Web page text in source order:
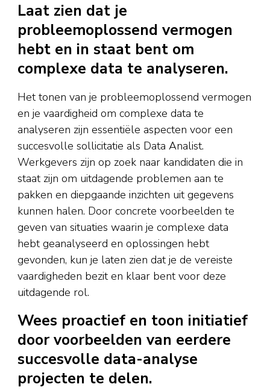
Laat zien dat je
probleemoplossend vermogen
hebt en in staat bent om
complexe data te analyseren.
Het tonen van je probleemoplossend vermogen
en je vaardigheid om complexe data te
analyseren zijn essentiële aspecten voor een
succesvolle sollicitatie als Data Analist.
Werkgevers zijn op zoek naar kandidaten die in
staat zijn om uitdagende problemen aan te
pakken en diepgaande inzichten uit gegevens
kunnen halen. Door concrete voorbeelden te
geven van situaties waarin je complexe data
hebt geanalyseerd en oplossingen hebt
gevonden, kun je laten zien dat je de vereiste
vaardigheden bezit en klaar bent voor deze
uitdagende rol.
Wees proactief en toon initiatief
door voorbeelden van eerdere
succesvolle data-analyse
projecten te delen.